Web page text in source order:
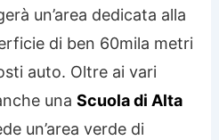
un’area dedicata alla
di ben 60mila metri
auto. Oltre ai vari
unaScuola di Alta
un’area verde di